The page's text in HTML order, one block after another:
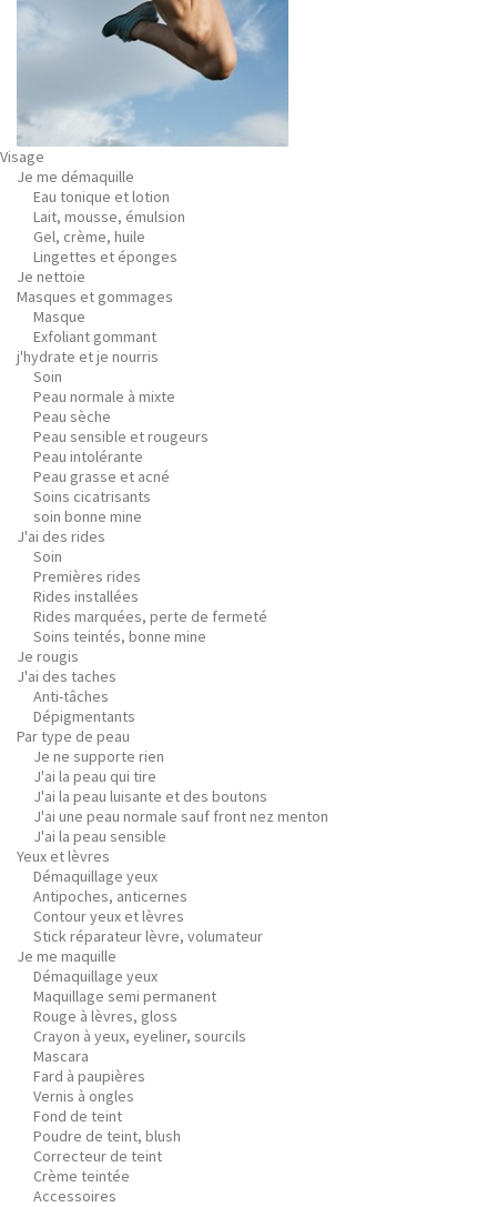
Visage
Je me démaquille
Eau tonique et lotion
Lait, mousse, émulsion
Gel, crème, huile
Lingettes et éponges
Je nettoie
Masques et gommages
Masque
Exfoliant gommant
j'hydrate et je nourris
Soin
Peau normale à mixte
Peau sèche
Peau sensible et rougeurs
Peau intolérante
Peau grasse et acné
Soins cicatrisants
soin bonne mine
J'ai des rides
Soin
Premières rides
Rides installées
Rides marquées, perte de fermeté
Soins teintés, bonne mine
Je rougis
J'ai des taches
Anti-tâches
Dépigmentants
Par type de peau
Je ne supporte rien
J'ai la peau qui tire
J'ai la peau luisante et des boutons
J'ai une peau normale sauf front nez menton
J'ai la peau sensible
Yeux et lèvres
Démaquillage yeux
Antipoches, anticernes
Contour yeux et lèvres
Stick réparateur lèvre, volumateur
Je me maquille
Démaquillage yeux
Maquillage semi permanent
Rouge à lèvres, gloss
Crayon à yeux, eyeliner, sourcils
Mascara
Fard à paupières
Vernis à ongles
Fond de teint
Poudre de teint, blush
Correcteur de teint
Crème teintée
Accessoires